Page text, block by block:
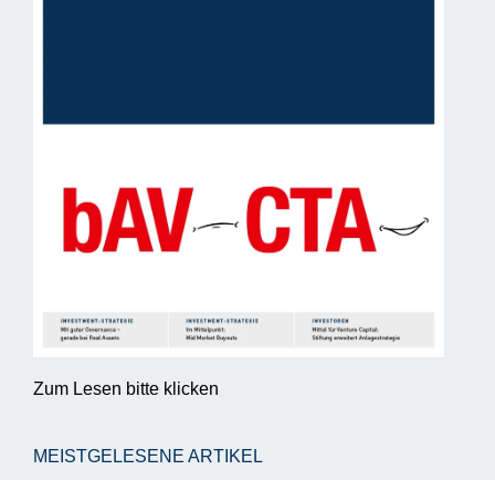
Zum Lesen bitte klicken
MEISTGELESENE ARTIKEL